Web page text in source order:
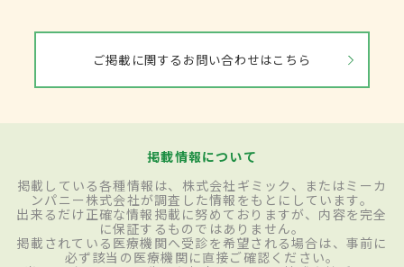
ご掲載に関するお問い合わせはこちら
掲載情報について
掲載している各種情報は、株式会社ギミック、またはミーカ
ンパニー株式会社が調査した情報をもとにしています。
出来るだけ正確な情報掲載に努めておりますが、内容を完全
に保証するものではありません。
掲載されている医療機関へ受診を希望される場合は、事前に
必ず該当の医療機関に直接ご確認ください。